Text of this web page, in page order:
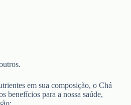
em sua composição, o Chá
benefícios para a nossa saúde,